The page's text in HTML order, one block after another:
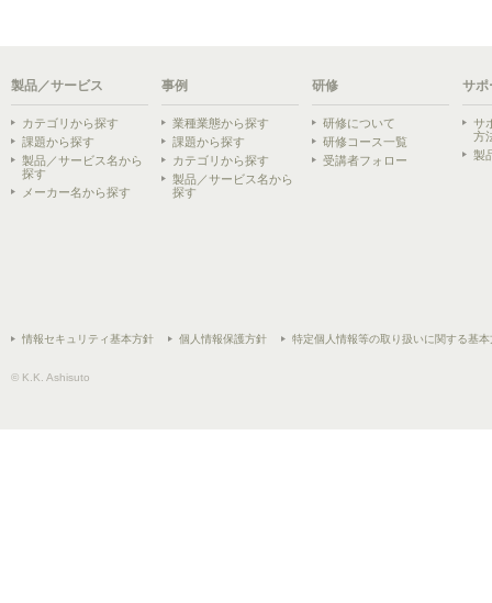
製品／サービス
カテゴリから探す
課題から探す
製品／サービス名から
探す
メーカー名から探す
事例
業種業態から探す
課題から探す
カテゴリから探す
製品／サービス名から
探す
研修
研修について
研修コース一覧
受講者フォロー
サポ
サ
方
製
情報セキュリティ基本方針 個人情報保護方針 特定個人情報等の取り扱いに関する基本
© K.K. Ashisuto